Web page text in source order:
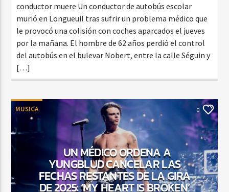
conductor muere Un conductor de autobús escolar
murió en Longueuil tras sufrir un problema médico que
le provocó una colisión con coches aparcados el jueves
por la mañana. El hombre de 62 años perdió el control
del autobús en el bulevar Nobert, entre la calle Séguin y
[…]
MUSICA 0
UN MÉDICO ORDENA A
YUNGBLUD CANCELAR LAS
FECHAS RESTANTES DE LA GIRA
DE 2025: ‘MY HEART IS BROKEN’